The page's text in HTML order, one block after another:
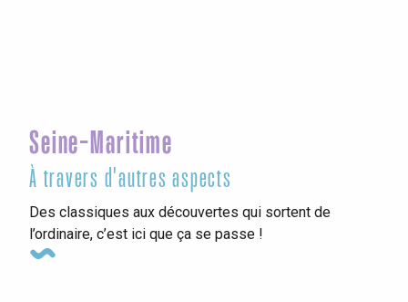
Seine-Maritime
À travers d'autres aspects
Des classiques aux découvertes qui sortent de
l’ordinaire, c’est ici que ça se passe !